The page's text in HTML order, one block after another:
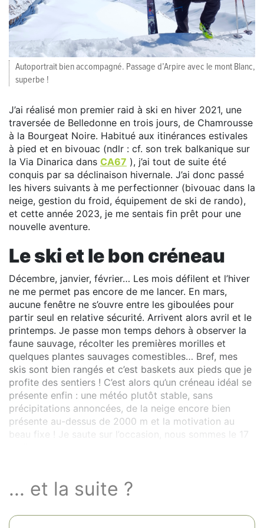
Autoportrait bien accompagné. Passage d’Arpire avec le mont Blanc,
superbe !
J’ai réalisé mon premier raid à ski en hiver 2021, une
traversée de Belledonne en trois jours, de Chamrousse
à la Bourgeat Noire. Habitué aux itinérances estivales
à pied et en bivouac (ndlr : cf. son trek balkanique sur
la Via Dinarica dans CA67 ), j’ai tout de suite été
conquis par sa déclinaison hivernale. J’ai donc passé
les hivers suivants à me perfectionner (bivouac dans la
neige, gestion du froid, équipement de ski de rando),
et cette année 2023, je me sentais fin prêt pour une
nouvelle aventure.
Le ski et le bon créneau
Décembre, janvier, février… Les mois défilent et l’hiver
ne me permet pas encore de me lancer. En mars,
aucune fenêtre ne s’ouvre entre les giboulées pour
partir seul en relative sécurité. Arrivent alors avril et le
printemps. Je passe mon temps dehors à observer la
faune sauvage, récolter les premières morilles et
quelques plantes sauvages comestibles… Bref, mes
skis sont bien rangés et c’est baskets aux pieds que je
profite des sentiers ! C’est alors qu’un créneau idéal se
présente enfin : une météo plutôt stable, sans
précipitations annoncées, de la neige encore bien
présente au-dessus de 2000 m et la motivation au
beau fixe ! Je saute sur l’occasion, nous sommes le 17
... et la suite ?